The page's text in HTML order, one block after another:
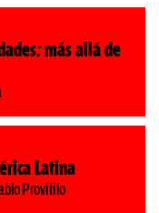
más allá de
Latina
Provitilo